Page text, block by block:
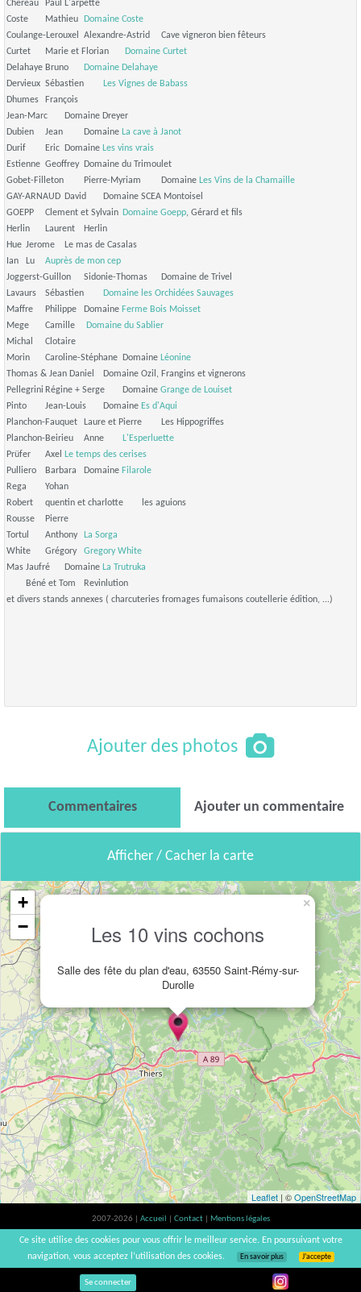
Chereau
Paul
L'arpette
Coste
Mathieu
Domaine Coste
Coulange-Lerouxel
Alexandre-Astrid
Cave vigneron bien fêteurs
Curtet
Marie et Florian
Domaine Curtet
Delahaye Bruno
Domaine Delahaye
Dervieux Sébastien
Les Vignes de Babass
Dhumes
François
Jean-Marc
Domaine Dreyer
Dubien
Jean Domaine La cave à Janot
Durif
Eric Domaine Les vins vrais
Estienne Geoffrey
Domaine du Trimoulet
Gobet-Filleton
Pierre-Myriam Domaine Les Vins de la Chamaille
GAY-ARNAUD David
Domaine SCEA Montoisel
GOEPP
Clement et Sylvain Domaine Goepp, Gérard et fils
Herlin
Laurent
Herlin
Hue Jerome
Le mas de Casalas
Ian
Lu
Auprès de mon cep
Joggerst-Guillon
Sidonie-Thomas
Domaine de Trivel
Lavaurs
Sébastien
Domaine les Orchidées Sauvages
Maffre
Philippe Domaine Ferme Bois Moisset
Mege
Camille
Domaine du Sablier
Michal
Clotaire
Morin
Caroline-Stéphane Domaine Léonine
Thomas & Jean Daniel
Domaine Ozil, Frangins et vignerons
Pellegrini Régine + Serge Domaine Grange de Louiset
Pinto
Jean-Louis Domaine Es d'Aqui
Planchon-Fauquet
Laure et Pierre
Les Hippogriffes
Planchon-Beirieu
Anne
L'Esperluette
Prüfer
Axel
Le temps des cerises
Pulliero
Barbara Domaine Filarole
Rega
Yohan
Robert
quentin et charlotte
les aguions
Rousse
Pierre
Tortul
Anthony
La Sorga
White
Grégory
Gregory White
Mas Jaufré Domaine La Trutruka
Béné et Tom
Revinlution
et divers stands annexes ( charcuteries fromages fumaisons coutellerie édition, ...)
Ajouter des photos
Commentaires Ajouter un commentaire
Afficher / Cacher la carte
Les 10 vins cochons
Salle des fête du plan d'eau, 63550 Saint-Rémy-sur-
Durolle
×
+
−
Leaflet | ©OpenStreetMap
2007-2026 | Accueil Contact
Mentions légales
L'abus d'alcool est dangereux pour la santé, à consommer avec modération. |
vinsnaturels | v3.12
Se connecter
Ce site utilise des cookies pour vous offrir le meilleur service. En poursuivant votre
navigation, vous acceptez l’utilisation des cookies.
En savoir plus J’accepte